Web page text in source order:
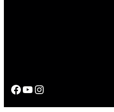
Facebook
YouTube
Instagram